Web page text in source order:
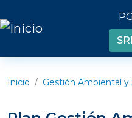
Inicio Gestión Ambiental y